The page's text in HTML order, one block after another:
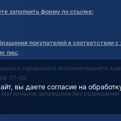
заполнить форму по ссылке:
покупателей в соответствии с
лиц:
городского исполнительного
77-25.
запрещена без разрешения
вы даете согласие на